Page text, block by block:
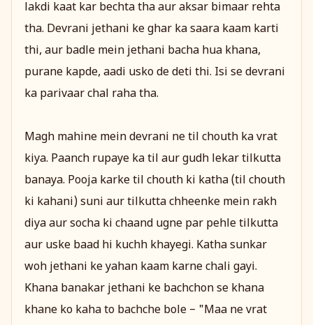
lakdi kaat kar bechta tha aur aksar bimaar rehta
tha. Devrani jethani ke ghar ka saara kaam karti
thi, aur badle mein jethani bacha hua khana,
purane kapde, aadi usko de deti thi. Isi se devrani
ka parivaar chal raha tha.
Magh mahine mein devrani ne til chouth ka vrat
kiya. Paanch rupaye ka til aur gudh lekar tilkutta
banaya. Pooja karke til chouth ki katha (til chouth
ki kahani) suni aur tilkutta chheenke mein rakh
diya aur socha ki chaand ugne par pehle tilkutta
aur uske baad hi kuchh khayegi. Katha sunkar
woh jethani ke yahan kaam karne chali gayi.
Khana banakar jethani ke bachchon se khana
khane ko kaha to bachche bole – "Maa ne vrat